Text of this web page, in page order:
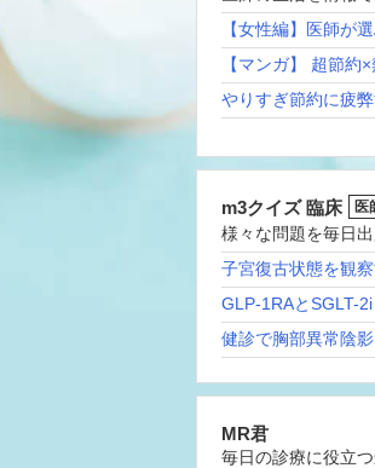
【女性編】医師が
【マンガ】 超節約
やりすぎ節約に疲
m3クイズ 臨床 医
様々な問題を毎日出
子宮復古状態を観
GLP-1RAとSGLT-
健診で胸部異常陰
MR君
毎日の診療に役立